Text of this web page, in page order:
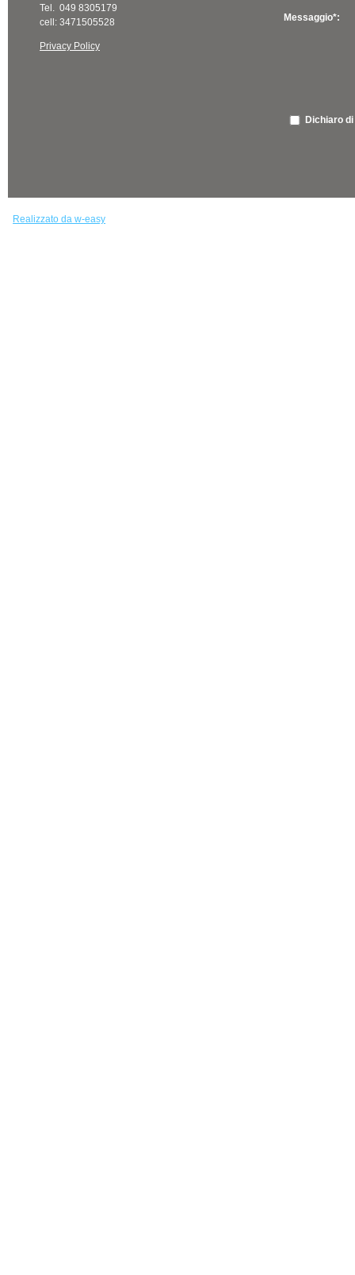
Tel. 049 8305179
cell: 3471505528
Privacy Policy
Messaggio*:
Dichiaro
Realizzato da w-easy